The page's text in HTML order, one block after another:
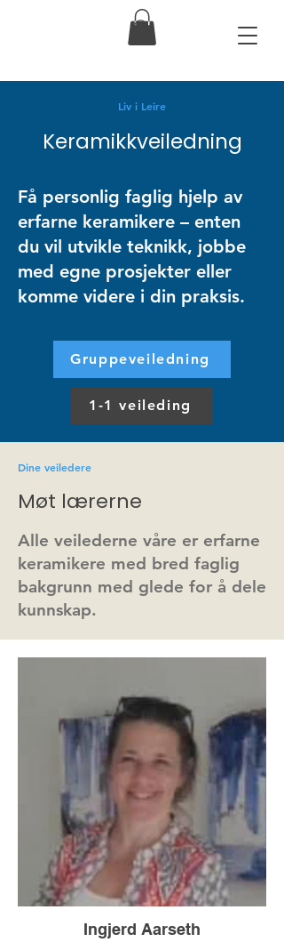
Liv i Leire
Keramikkveiledning
Få personlig faglig hjelp av
erfarne keramikere – enten
du vil utvikle teknikk, jobbe
med egne prosjekter eller
komme videre i din praksis.
Gruppeveiledning
1-1 veileding
Dine veiledere
Møt lærerne
Alle veilederne våre er erfarne
keramikere med bred faglig
bakgrunn med glede for å dele
kunnskap.
Ingjerd Aarseth